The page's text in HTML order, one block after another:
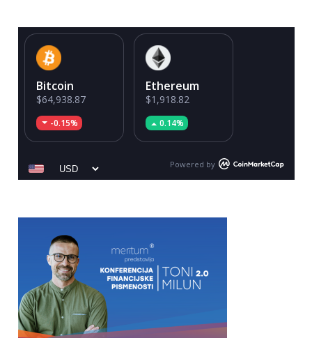
Bitcoin
$64,938.87
-0.15%
Ethereum
$1,918.82
0.14%
Powered by